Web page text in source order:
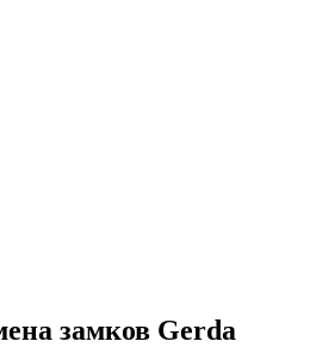
замков Gerda